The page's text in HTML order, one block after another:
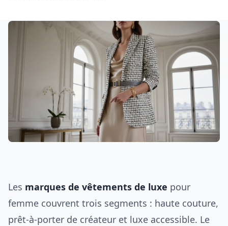
Les marques de vêtements de luxe pour
femme couvrent trois segments : haute couture,
prêt-à-porter de créateur et luxe accessible. Le